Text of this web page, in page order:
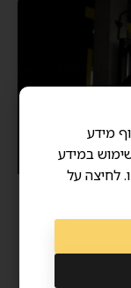
מצילים
מידע
במידע
לחיצה על